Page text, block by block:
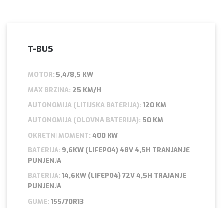
T-BUS
MOTOR: 5,4/8,5 KW
MAX BRZINA: 25 KM/H
AUTONOMIJA (LITIJSKA BATERIJA): 120 KM
AUTONOMIJA (OLOVNA BATERIJA): 50 KM
OKRETNI MOMENT: 400 KW
BATERIJA: 9,6KW (LIFEPO4) 48V 4,5H TRANJANJE
PUNJENJA
BATERIJA: 14,6KW (LIFEPO4) 72V 4,5H TRAJANJE
PUNJENJA
GUME: 155/70R13